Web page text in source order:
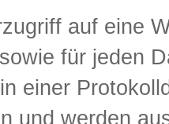
auf eine
für jeden
einer
und werden